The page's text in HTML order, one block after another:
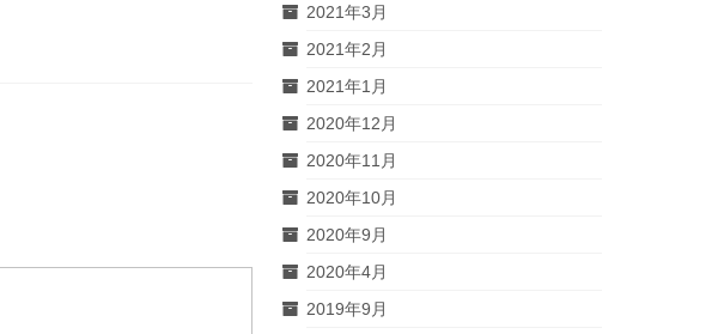
2021年3月
2021年2月
2021年1月
2020年12月
2020年11月
2020年10月
2020年9月
2020年4月
2019年9月